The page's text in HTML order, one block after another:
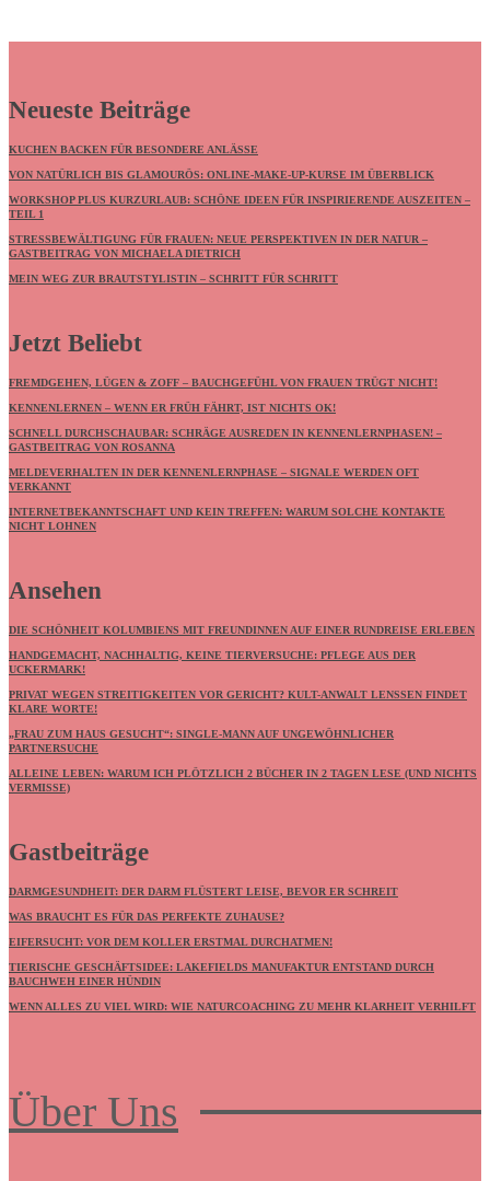
Neueste Beiträge
KUCHEN BACKEN FÜR BESONDERE ANLÄSSE
VON NATÜRLICH BIS GLAMOURÖS: ONLINE-MAKE-UP-KURSE IM ÜBERBLICK
WORKSHOP PLUS KURZURLAUB: SCHÖNE IDEEN FÜR INSPIRIERENDE AUSZEITEN –
TEIL 1
STRESSBEWÄLTIGUNG FÜR FRAUEN: NEUE PERSPEKTIVEN IN DER NATUR –
GASTBEITRAG VON MICHAELA DIETRICH
MEIN WEG ZUR BRAUTSTYLISTIN – SCHRITT FÜR SCHRITT
Jetzt Beliebt
FREMDGEHEN, LÜGEN & ZOFF – BAUCHGEFÜHL VON FRAUEN TRÜGT NICHT!
KENNENLERNEN – WENN ER FRÜH FÄHRT, IST NICHTS OK!
SCHNELL DURCHSCHAUBAR: SCHRÄGE AUSREDEN IN KENNENLERNPHASEN! –
GASTBEITRAG VON ROSANNA
MELDEVERHALTEN IN DER KENNENLERNPHASE – SIGNALE WERDEN OFT
VERKANNT
INTERNETBEKANNTSCHAFT UND KEIN TREFFEN: WARUM SOLCHE KONTAKTE
NICHT LOHNEN
Ansehen
DIE SCHÖNHEIT KOLUMBIENS MIT FREUNDINNEN AUF EINER RUNDREISE ERLEBEN
HANDGEMACHT, NACHHALTIG, KEINE TIERVERSUCHE: PFLEGE AUS DER
UCKERMARK!
PRIVAT WEGEN STREITIGKEITEN VOR GERICHT? KULT-ANWALT LENSSEN FINDET K
LARE WORTE!
„FRAU ZUM HAUS GESUCHT“: SINGLE-MANN AUF UNGEWÖHNLICHER
PARTNERSUCHE
ALLEINE LEBEN: WARUM ICH PLÖTZLICH 2 BÜCHER IN 2 TAGEN LESE (UND NICHTS
VERMISSE)
Gastbeiträge
DARMGESUNDHEIT: DER DARM FLÜSTERT LEISE, BEVOR ER SCHREIT
WAS BRAUCHT ES FÜR DAS PERFEKTE ZUHAUSE?
EIFERSUCHT: VOR DEM KOLLER ERSTMAL DURCHATMEN!
TIERISCHE GESCHÄFTSIDEE: LAKEFIELDS MANUFAKTUR ENTSTAND DURCH
BAUCHWEH EINER HÜNDIN
WENN ALLES ZU VIEL WIRD: WIE NATURCOACHING ZU MEHR KLARHEIT VERHILFT
Über Uns